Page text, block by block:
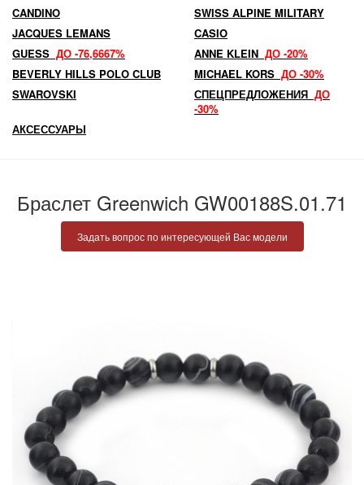
CANDINO
SWISS ALPINE MILITARY
JACQUES LEMANS
CASIO
GUESS ДО -76,6667% ANNE KLEIN ДО -20%
BEVERLY HILLS POLO CLUB
MICHAEL KORS ДО -30%
SWAROVSKI
СПЕЦПРЕДЛОЖЕНИЯ ДО
-30%
АКСЕССУАРЫ
Браслет Greenwich GW00188S.01.71
Задать вопрос по интересующей Вас модели